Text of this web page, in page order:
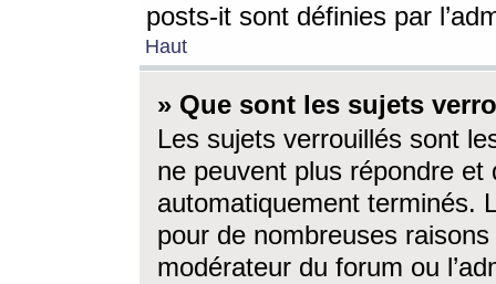
posts-it sont définies par
Haut
» Que sont les sujets
Les sujets verrouillés sont
ne peuvent plus répondre
automatiquement terminés.
pour de nombreuses
modérateur du forum ou